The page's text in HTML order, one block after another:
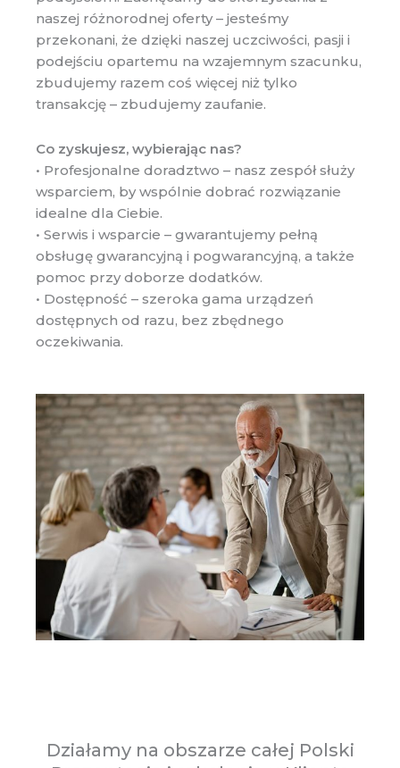
naszej różnorodnej oferty – jesteśmy
przekonani, że dzięki naszej uczciwości, pasji i
podejściu opartemu na wzajemnym szacunku,
zbudujemy razem coś więcej niż tylko
transakcję – zbudujemy zaufanie.
Co zyskujesz, wybierając nas?
• Profesjonalne doradztwo – nasz zespół służy
wsparciem, by wspólnie dobrać rozwiązanie
idealne dla Ciebie.
• Serwis i wsparcie – gwarantujemy pełną
obsługę gwarancyjną i pogwarancyjną, a także
pomoc przy doborze dodatków.
• Dostępność – szeroka gama urządzeń
dostępnych od razu, bez zbędnego
oczekiwania.
Działamy na obszarze całej Polski